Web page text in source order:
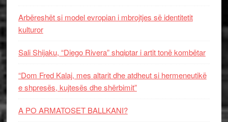
Arbëreshët si model evropian i mbrojtjes së identitetit
kulturor
Sali Shijaku, “Diego Rivera” shqiptar i artit tonë kombëtar
“Dom Fred Kalaj, mes altarit dhe atdheut si hermeneutikë
e shpresës, kujtesës dhe shërbimit”
A PO ARMATOSET BALLKANI?